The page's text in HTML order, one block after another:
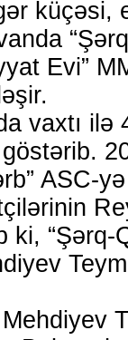
küçəsi,
Evi”
vaxtı ilə
ASC-
ki, “Şərq-